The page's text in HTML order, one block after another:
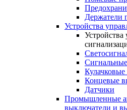
Держатели
Устройства
Устройства
Кулачковые
Концевые
Датчики
Промышленные
выключатели и